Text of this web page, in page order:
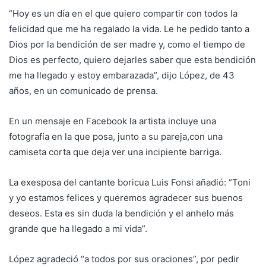
“Hoy es un día en el que quiero compartir con todos la
felicidad que me ha regalado la vida. Le he pedido tanto a
Dios por la bendición de ser madre y, como el tiempo de
Dios es perfecto, quiero dejarles saber que esta bendición
me ha llegado y estoy embarazada”, dijo López, de 43
años, en un comunicado de prensa.
En un mensaje en Facebook la artista incluye una
fotografía en la que posa, junto a su pareja,con una
camiseta corta que deja ver una incipiente barriga.
La exesposa del cantante boricua Luis Fonsi añadió: “Toni
y yo estamos felices y queremos agradecer sus buenos
deseos. Esta es sin duda la bendición y el anhelo más
grande que ha llegado a mi vida”.
López agradeció “a todos por sus oraciones”, por pedir